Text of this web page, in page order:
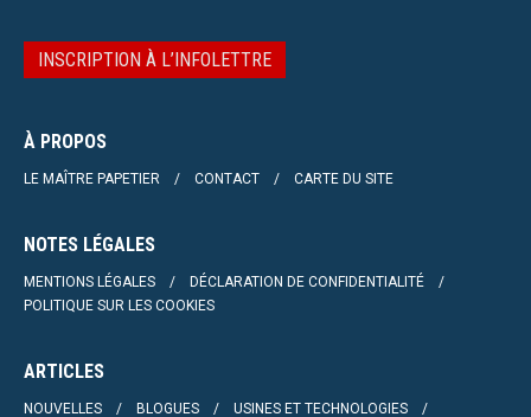
INSCRIPTION À L’INFOLETTRE
À PROPOS
LE MAÎTRE PAPETIER CONTACT CARTE DU SITE
NOTES LÉGALES
MENTIONS LÉGALES
DÉCLARATION DE CONFIDENTIALITÉ
POLITIQUE SUR LES COOKIES
ARTICLES
NOUVELLES BLOGUES USINES ET TECHNOLOGIES